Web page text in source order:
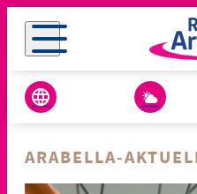
ARABELLA-